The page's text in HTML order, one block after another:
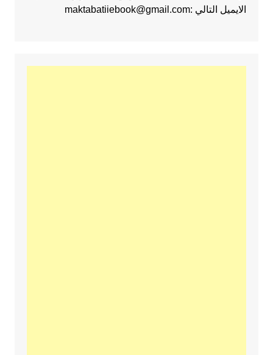
الايميل التالي :maktabatiiebook@gmail.com